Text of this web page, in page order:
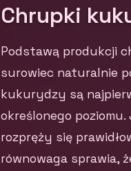
Chrupki
Podstawą produkcji
surowiec naturalnie
kukurydzy są
określonego
rozpręży się
równowaga sprawia,